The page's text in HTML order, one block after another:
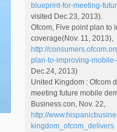
blueprint-for-meeting-
visited Dec.23, 2013).
Ofcom, Five point plan to
coverage(Nov. 11, 2013),
http://
plan-to-improving-
Dec.24, 2013)
United Kingdom : Ofcom
meeting future mobile
Business.con, Nov. 22,
http://
kingdom_ofcom_delivers